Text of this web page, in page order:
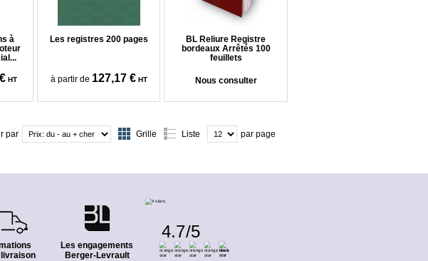
à
HT
Les registres 200 pages
à partir de 127,17 € HT
BL Reliure Registre
bordeaux Arrêtés 100
feuillets
Nous consulter
par page
Grille Liste
par
Les engagements
Berger-Levrault
4.7/5